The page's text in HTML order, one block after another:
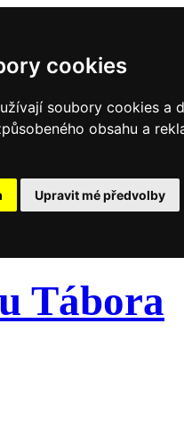
cookies
soubory cookies a
obsahu a
Upravit mé předvolby
Tábora